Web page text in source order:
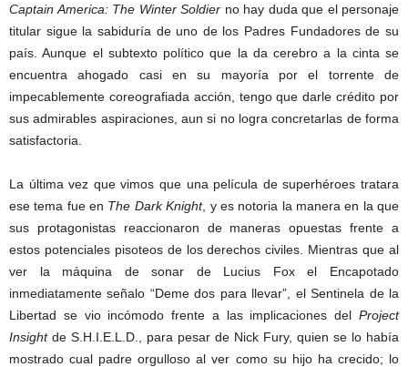
Captain America: The Winter Soldier no hay duda que el personaje
titular sigue la sabiduría de uno de los Padres Fundadores de su
país. Aunque el subtexto político que la da cerebro a la cinta se
encuentra ahogado casi en su mayoría por el torrente de
impecablemente coreografiada acción, tengo que darle crédito por
sus admirables aspiraciones, aun si no logra concretarlas de forma
satisfactoria.
La última vez que vimos que una película de superhéroes tratara
ese tema fue en The Dark Knight, y es notoria la manera en la que
sus protagonistas reaccionaron de maneras opuestas frente a
estos potenciales pisoteos de los derechos civiles. Mientras que al
ver la máquina de sonar de Lucius Fox el Encapotado
inmediatamente señalo “Deme dos para llevar”, el Sentinela de la
Libertad se vio incómodo frente a las implicaciones del Project
Insightde S.H.I.E.L.D., para pesar de Nick Fury, quien se lo había
mostrado cual padre orgulloso al ver como su hijo ha crecido; lo